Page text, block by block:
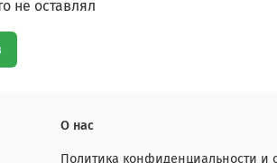
не оставлял
О нас
Политика конфиденциальности и